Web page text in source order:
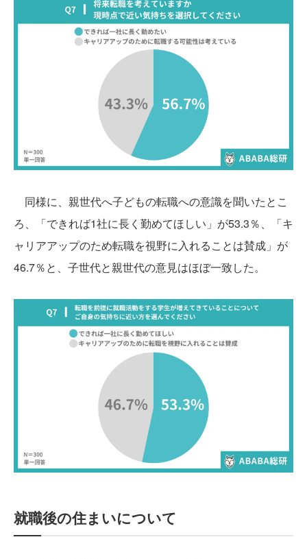
同様に、親世代へ子どもの転職への意識を聞いたとこ
ろ、「できれば1社に長く勤めてほしい」が53.3％、「キ
ャリアアップのため転職を視野に入れることは賛成」が
46.7％と、子世代と親世代の意見はほぼ一致した。
就職後の住まいについて